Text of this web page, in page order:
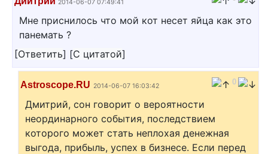
2014-06-07 07:49:41
Мне приснилось что мой кот несет яйца как это
панемать ?
[Ответить] [С цитатой]
Astroscope.RU 2014-06-07 16:03:42 0
Дмитрий, сон говорит о вероятности
неординарного события, последствием
которого может стать неплохая денежная
выгода, прибыль, успех в бизнесе. Если перед